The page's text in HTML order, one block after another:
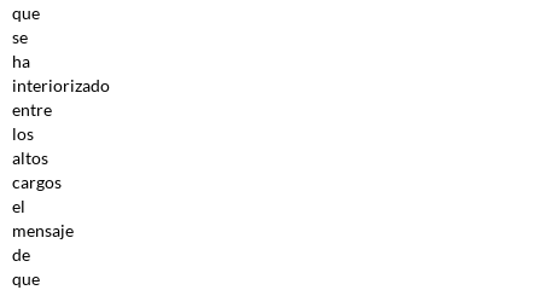
que
se
ha
interiorizado
entre
los
altos
cargos
el
mensaje
de
que